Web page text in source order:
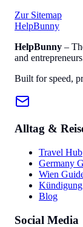
Zur Sitemap
HelpBunny
HelpBunny –
and
Built for speed,
Alltag &
Travel Hub
Germany
Wien
Kündigung
Blog
Social Media